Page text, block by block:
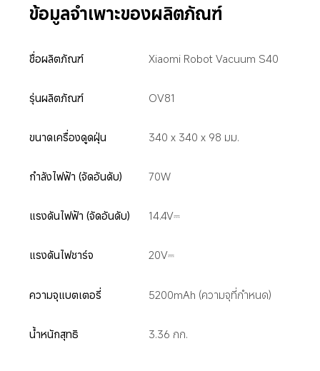
ข้อมูลจำเพาะของผลิตภัณฑ์
ชื่อผลิตภัณฑ์ Xiaomi Robot Vacuum S40
รุ่นผลิตภัณฑ์ OV81
ขนาดเครื่องดูดฝุ่น 340 x 340 x 98 มม.
กำลังไฟฟ้า (จัดอันดับ) 70W
แรงดันไฟฟ้า (จัดอันดับ) 14.4V⎓
แรงดันไฟชาร์จ 20V⎓
ความจุแบตเตอรี่ 5200mAh (ความจุที่กำหนด)
น้ำหนักสุทธิ 3.36 กก.